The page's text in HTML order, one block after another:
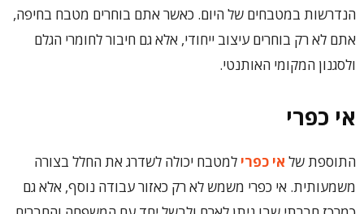
הנדרשות במטבחים של היום. כאשר אתם בוחרים מטבח בחיפה,
אתם לא רק בוחרים עיצוב ייחודי, אלא גם חיבור לחומרי הגלם
ולסגנון המקומי האותנטי.
אי כפרי
התוספת של אי כפרי למטבח יכולה לשדרג את החלל בצורה
משמעותית. אי כפרי משמש לא רק כאזור עבודה נוסף, אלא גם